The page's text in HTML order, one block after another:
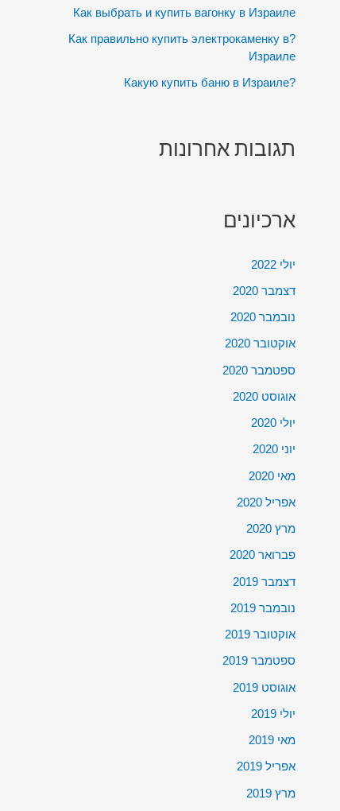
:
Как выбрать и купить вагонку в Израиле
?Как правильно купить электрокаменку в
Израиле
?Какую купить баню в Израиле
תגובות אחרונות
ארכיונים
יולי 2022
דצמבר 2020
נובמבר 2020
אוקטובר 2020
ספטמבר 2020
אוגוסט 2020
יולי 2020
יוני 2020
מאי 2020
אפריל 2020
מרץ 2020
פברואר 2020
דצמבר 2019
נובמבר 2019
אוקטובר 2019
ספטמבר 2019
אוגוסט 2019
יולי 2019
מאי 2019
אפריל 2019
מרץ 2019